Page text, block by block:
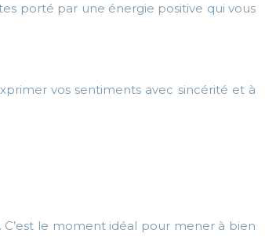
porté par une énergie positive qui vous
vos sentiments avec sincérité et à
le moment idéal pour mener à bien